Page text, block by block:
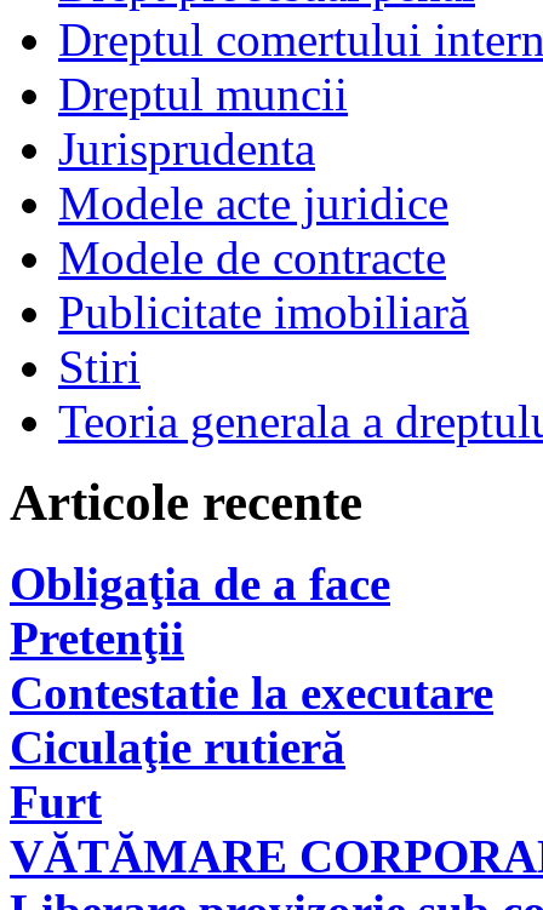
Dreptul comertului
Dreptul muncii
Jurisprudenta
Modele acte juridice
Modele de contracte
Publicitate imobiliară
Stiri
Teoria generala a
Articole recente
Obligaţia de a face
Pretenţii
Contestatie la executare
Ciculaţie rutieră
Furt
VĂTĂMARE